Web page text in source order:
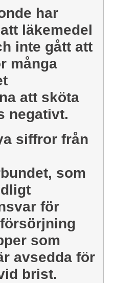
har
läkemedel
inte gått att
många
att sköta
negativt.
siffror från
som
för
som
avsedda för
brist.